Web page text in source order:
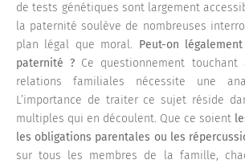
de tests génétiques sont largement
la paternité soulève de nombreuses
plan légal que moral. Peut-on
paternité ? Ce questionnement
relations familiales nécessite une
L’importance de traiter ce sujet réside
multiples qui en découlent. Que ce soient
les obligations parentales ou les
sur tous les membres de la famille,